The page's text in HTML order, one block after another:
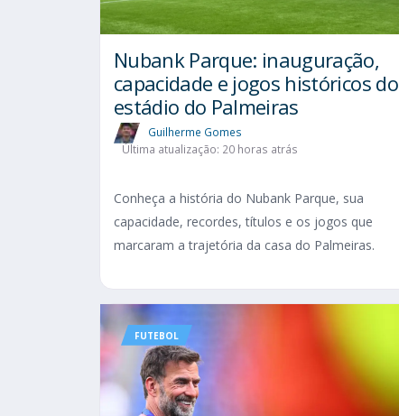
Nubank Parque: inauguração,
capacidade e jogos históricos do
estádio do Palmeiras
Guilherme Gomes
Última atualização: 20 horas atrás
Conheça a história do Nubank Parque, sua
capacidade, recordes, títulos e os jogos que
marcaram a trajetória da casa do Palmeiras.
FUTEBOL